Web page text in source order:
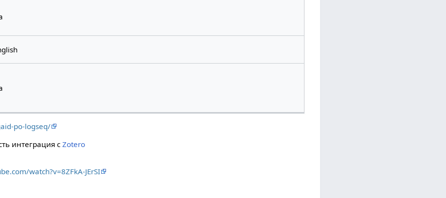
po-logseq/
интеграция сZotero
watch?v=8ZFkA-JErSI